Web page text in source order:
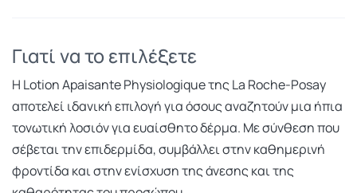
Γιατί να το επιλέξετε
Η Lotion Apaisante Physiologique της La Roche-Posay
αποτελεί ιδανική επιλογή για όσους αναζητούν μια ήπια
τονωτική λοσιόν για ευαίσθητο δέρμα. Με σύνθεση που
σέβεται την επιδερμίδα, συμβάλλει στην καθημερινή
φροντίδα και στην ενίσχυση της άνεσης και της